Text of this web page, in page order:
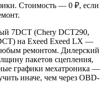
Стоимость — 0 ₽, если
7DCT (Chery DCT290,
на Exeed Exeed LX —
ремонтом. Дилерский
пакетов сцепления,
графики мехатроника —
иначе, чем через OBD-